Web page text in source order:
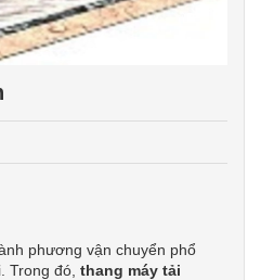
phương vận chuyển phổ
Trong đó, thang máy tải